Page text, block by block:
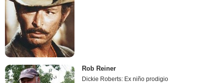
Rob Reiner
Dickie Roberts: Ex niño prodigio